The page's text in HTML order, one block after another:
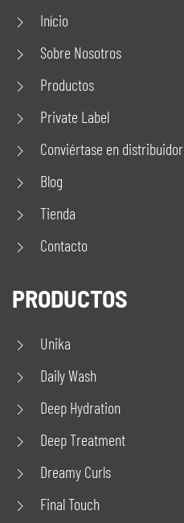
Início
Sobre Nosotros
Productos
Private Label
Conviértase en distribuidor
Blog
Tienda
Contacto
PRODUCTOS
Unika
Daily Wash
Deep Hydration
Deep Treatment
Dreamy Curls
Final Touch